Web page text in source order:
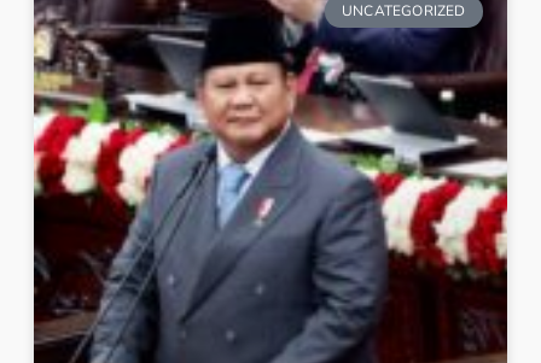
UNCATEGORIZED